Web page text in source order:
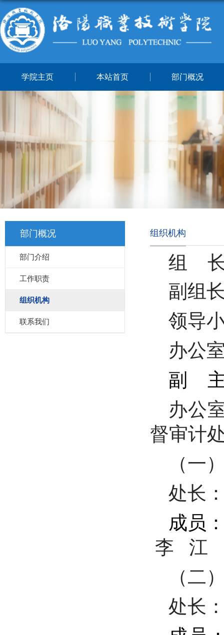
学院主页 本站首页 部门概况
部门概况
部门介绍
工作职责
组织机构
联系我们
组织机构
组 长
副组
领导
办公
副
办公
督审计
（一
处长
成员
李 江
（二
处长